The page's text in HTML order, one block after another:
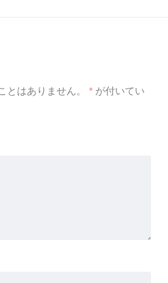
とはありません。 * が付いてい